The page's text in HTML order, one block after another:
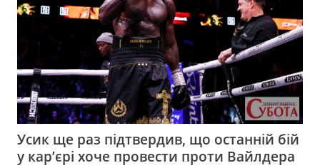
Усик ще раз підтвердив, що останній бій
у кар’єрі хоче провести проти Вайлдера